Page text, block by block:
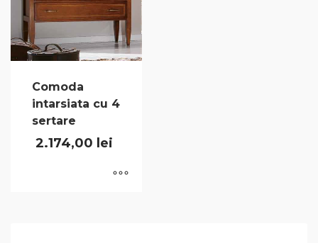
Comoda
intarsiata cu 4
sertare
2.174,00 lei